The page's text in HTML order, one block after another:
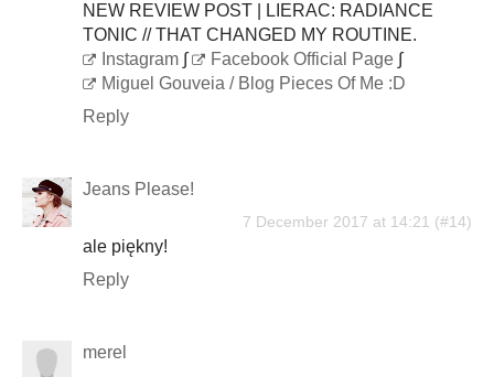
NEW REVIEW POST | LIERAC: RADIANCE
TONIC // THAT CHANGED MY ROUTINE.
Instagram ∫ Facebook Official Page ∫
Miguel Gouveia / Blog Pieces Of Me :D
Reply
Jeans Please!
7 December 2017 at 14:21
ale piękny!
Reply
merel